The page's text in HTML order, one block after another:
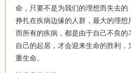
命，只要不是为我们的理想而失去的
挣扎在疾病边缘的人群，最大的理想
而所有的疾病，都是由于自己不良
自己的起居，才会迎来生命的胜利
重生命。